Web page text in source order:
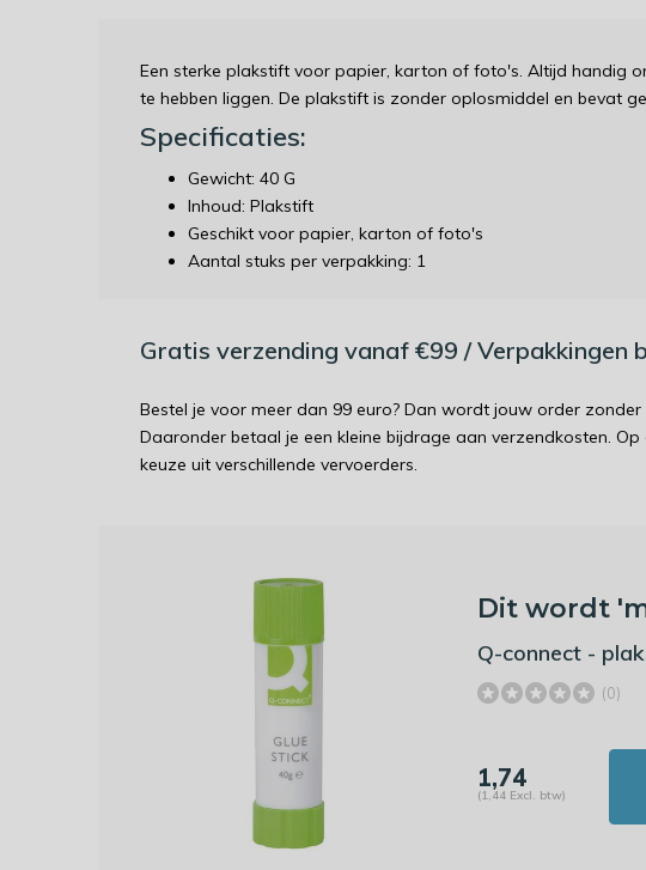
Een sterke plakstift voor papier, karton of foto's. Altijd handig
te hebben liggen. De plakstift is zonder oplosmiddel en bevat
Specificaties:
Gewicht: 40 G
Inhoud: Plakstift
Geschikt voor papier, karton of foto's
Aantal stuks per verpakking: 1
Gratis verzending vanaf €99 / Verpakkingen
Bestel je voor meer dan 99 euro? Dan wordt jouw order
Daaronder betaal je een kleine bijdrage aan verzendkosten.
keuze uit verschillende vervoerders.
Dit wordt
Q-connect -
(0)
1,74
(1,44 Excl. btw)